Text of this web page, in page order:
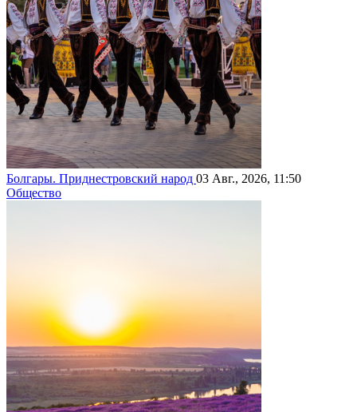
Болгары. Приднестровский народ 03 Авг., 2026, 11:50
Общество